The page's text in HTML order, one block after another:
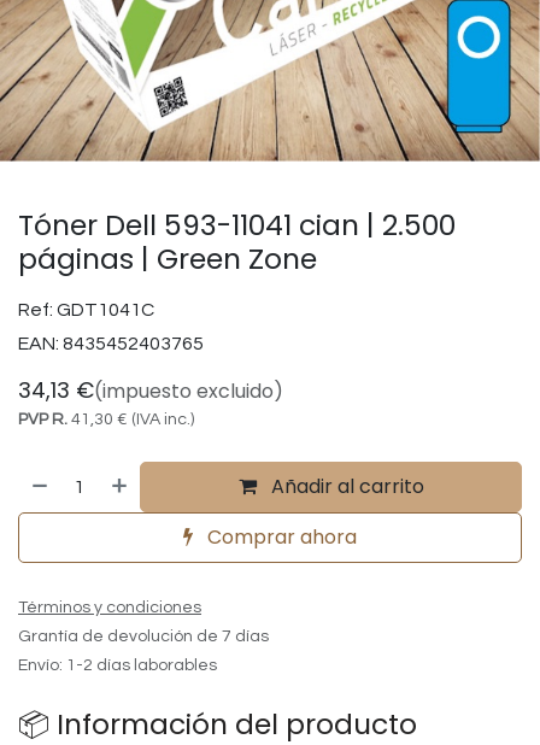
Tóner Dell 593-11041 cian | 2.500
páginas | Green Zone
Ref: GDT1041C
EAN: 8435452403765
34,13 €(impuesto excluido)
PVP R. 41,30 € (IVA inc.)
Añadir al carrito
Comprar ahora
Términos y condiciones
Grantía de devolución de 7 días
Envío: 1-2 días laborables
📦 Información del producto